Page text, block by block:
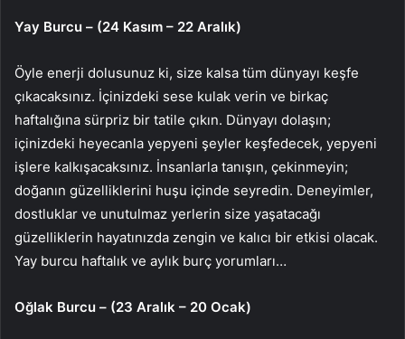
Yay Burcu – (24 Kasım – 22 Aralık)
Öyle enerji dolusunuz ki, size kalsa tüm dünyayı keşfe
çıkacaksınız. İçinizdeki sese kulak verin ve birkaç
haftalığına sürpriz bir tatile çıkın. Dünyayı dolaşın;
içinizdeki heyecanla yepyeni şeyler keşfedecek, yepyeni
işlere kalkışacaksınız. İnsanlarla tanışın, çekinmeyin;
doğanın güzelliklerini huşu içinde seyredin. Deneyimler,
dostluklar ve unutulmaz yerlerin size yaşatacağı
güzelliklerin hayatınızda zengin ve kalıcı bir etkisi olacak.
Yay burcu haftalık ve aylık burç yorumları…
Oğlak Burcu – (23 Aralık – 20 Ocak)